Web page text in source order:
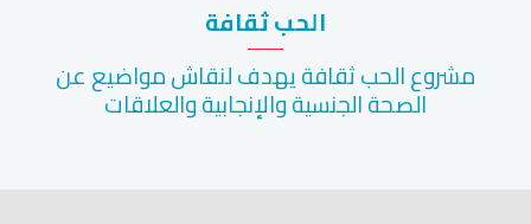
الحب ثقافة
مشروع الحب ثقافة يهدف لنقاش مواضيع عن
الصحة الجنسية والإنجابية والعلاقات